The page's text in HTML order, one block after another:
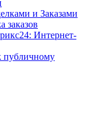
и Заказами
заказов
Интернет-
публичному